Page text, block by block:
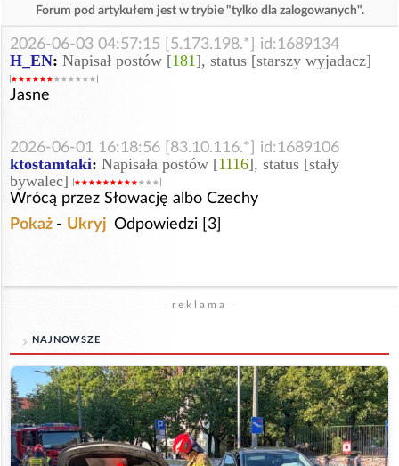
Forum pod artykułem jest w trybie "tylko dla zalogowanych".
2026-06-03 04:57:15 [5.173.198.*] id:1689134
H_EN: Napisał postów [181], status [starszy wyjadacz]
Jasne
2026-06-01 16:18:56 [83.10.116.*] id:1689106
ktostamtaki: Napisała postów [1116], status [stały
bywalec]
Wrócą przez Słowację albo Czechy
Pokaż - Ukryj Odpowiedzi [3]
reklama
NAJNOWSZE